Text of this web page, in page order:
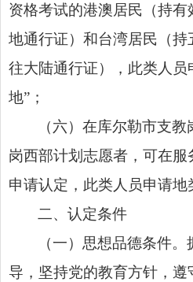
资格考试的港澳居民（持
地通行证）和台湾居民（
往大陆通行证），此类人员
地”；
（六）在库尔勒市支
岗西部计划志愿者，可在
申请认定，此类人员申请地
二、认定条件
（一）思想品德条件
导，坚持党的教育方针，遵